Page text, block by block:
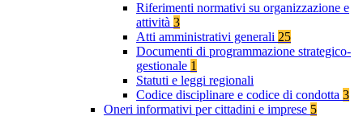
Riferimenti normativi su organizzazione e
attività 3
Atti amministrativi generali 25
Documenti di programmazione strategico-
gestionale 1
Statuti e leggi regionali
Codice disciplinare e codice di condotta 3
Oneri informativi per cittadini e imprese 5